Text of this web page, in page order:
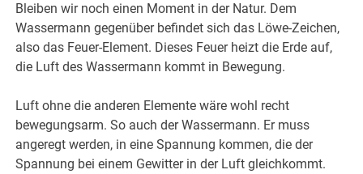
Bleiben wir noch einen Moment in der Natur. Dem
Wassermann gegenüber befindet sich das Löwe-Zeichen,
also das Feuer-Element. Dieses Feuer heizt die Erde auf,
die Luft des Wassermann kommt in Bewegung.
Luft ohne die anderen Elemente wäre wohl recht
bewegungsarm. So auch der Wassermann. Er muss
angeregt werden, in eine Spannung kommen, die der
Spannung bei einem Gewitter in der Luft gleichkommt.